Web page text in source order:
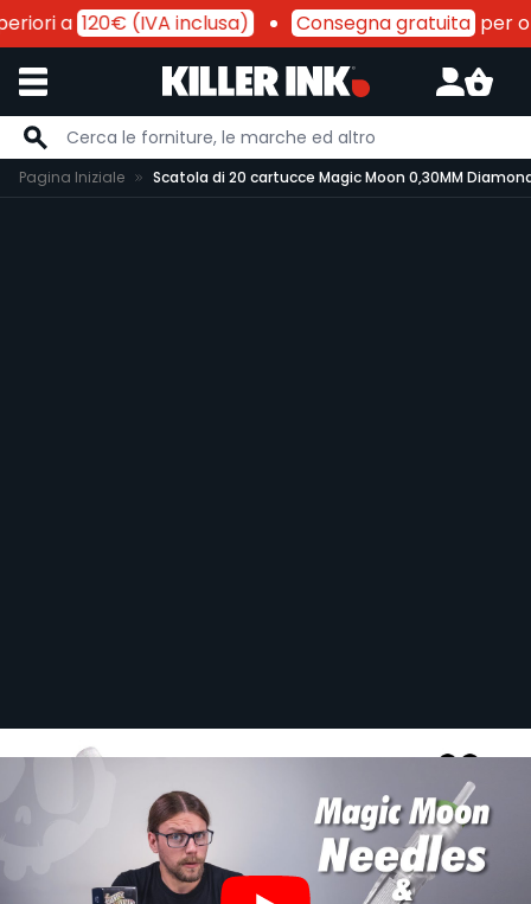
a120€ (IVA inclusa) Consegna gratuitaper
Salta al contenuto
Pagina Iniziale Scatola di 20 cartucce Magic Moon 0,30MM